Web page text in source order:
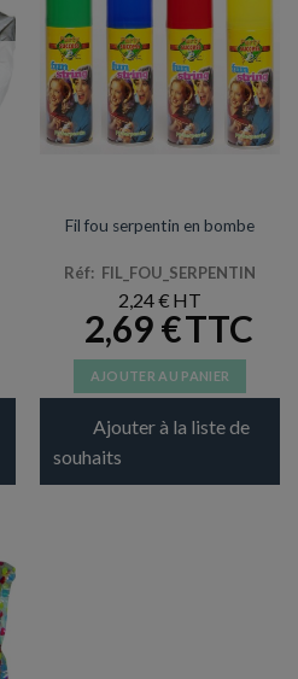
Fil fou serpentin en bombe
Réf: FIL_FOU_SERPENTIN
2,24€
2,69€
AJOUTER AU PANIER
Ajouter à la liste de
souhaits